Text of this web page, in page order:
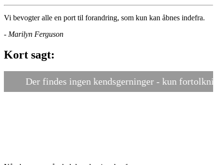
Vi bevogter alle en port til forandring, som kun kan åbnes indefra.
- Marilyn Ferguson
Kort sagt:
Der findes ingen kendsgerninger - kun